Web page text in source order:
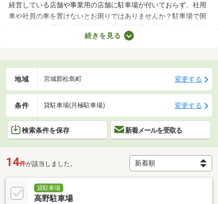
経営している店舗や事業用の店舗に駐車場が付いておらず、社用
車や社員の車を置けないとお困りではありませんか？駐車場で困
ったときは、周辺の月極駐車場や貸し駐車場を探すことがおすす
め。店舗や事務所から近い場所に駐車スペースを確保できれば、
介するので、立地をチェックしてみましょう。
続きを見る
地域 宮城郡松島町 変更する
条件 貸駐車場(月極駐車場) 変更する
検索条件を保存 新着メールを受取る
14件が該当しました。
貸駐車場
高野駐車場